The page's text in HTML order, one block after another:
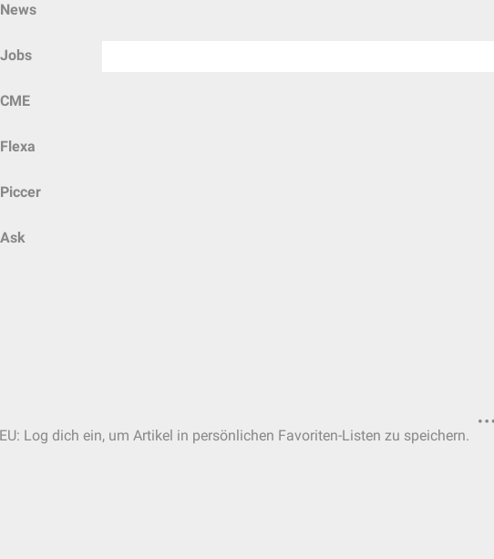
News
Jobs
CME
Flexa
Piccer
Ask
Log dich ein, um Artikel in persönlichen Favoriten-Listen zu speichern.